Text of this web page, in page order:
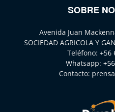
SOBRE
Avenida Juan
SOCIEDAD AGRICOLA Y
Teléfono: +56
Whatsapp:
Contacto: